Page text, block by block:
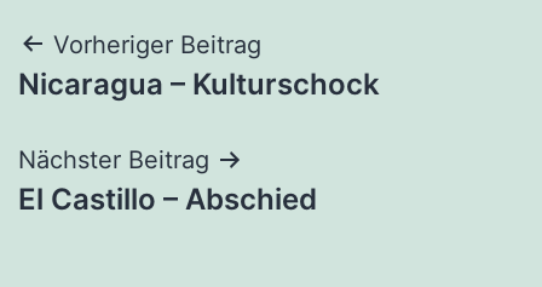
Beitragsnavigation
Vorheriger Beitrag
Nicaragua – Kulturschock
Nächster Beitrag
El Castillo – Abschied